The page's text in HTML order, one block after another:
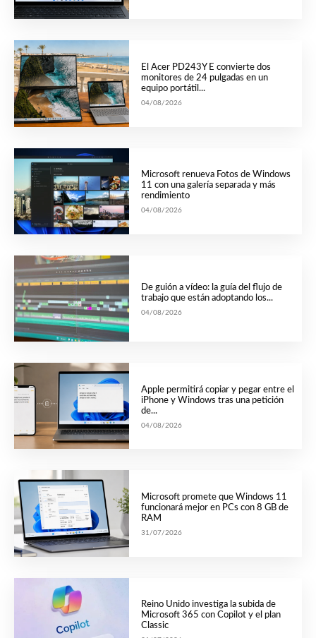
El Acer PD243Y E convierte dos
monitores de 24 pulgadas en un
equipo portátil...
04/08/2026
Microsoft renueva Fotos de Windows
11 con una galería separada y más
rendimiento
04/08/2026
De guión a vídeo: la guía del flujo de
trabajo que están adoptando los...
04/08/2026
Apple permitirá copiar y pegar entre el
iPhone y Windows tras una petición
de...
04/08/2026
Microsoft promete que Windows 11
funcionará mejor en PCs con 8 GB de
RAM
31/07/2026
Reino Unido investiga la subida de
Microsoft 365 con Copilot y el plan
Classic